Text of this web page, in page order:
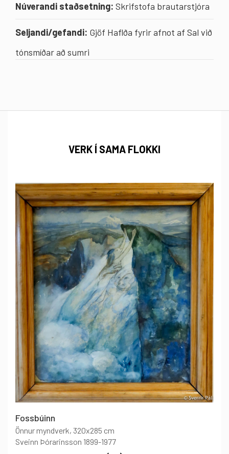
Núverandi staðsetning: Skrifstofa brautarstjóra
Seljandi/gefandi: Gjöf Haflða fyrir afnot af Sal við
tónsmíðar að sumri
VERK Í SAMA FLOKKI
Fossbúinn
Önnur myndverk, 320x285 cm
Sveinn Þórarinsson 1899-1977